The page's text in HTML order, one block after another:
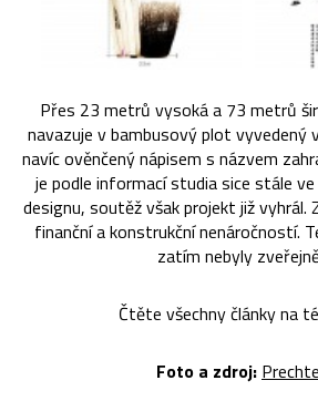
Přes 23 metrů vysoká a 73 metrů
navazuje v bambusový plot vyvedený
navíc ověnčený nápisem s názvem
je podle informací studia sice stále
designu, soutěž však projekt již vyhrál.
finanční a konstrukční nenáročností.
zatím nebyly
Čtěte všechny články na
Foto a zdroj: